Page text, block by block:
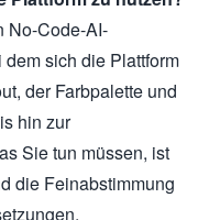
No-Code-AI-
sich die Plattform
der Farbpalette und
hin zur
Sie tun müssen, ist
die Feinabstimmung